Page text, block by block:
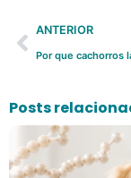
ANTERIOR
Posts